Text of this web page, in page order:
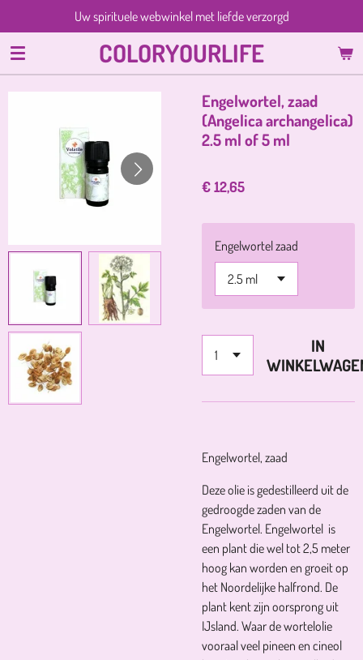
direct
naar
de
hoofdinhoud
COLORYOURLIFE
Uw spirituele webwinkel met liefde verzorgd
Engelwortel, zaad
(Angelica archangelica)
2.5 ml of 5 ml
€ 12,65
Engelwortel zaad
IN
Engelwortel, zaad
Deze olie is gedestilleerd uit de
gedroogde zaden van de
Engelwortel. Engelwortel is
een plant die wel tot 2,5 meter
hoog kan worden en groeit op
het Noordelijke halfrond. De
plant kent zijn oorsprong uit
IJsland. Waar de wortelolie
vooraal veel pineen en cineol